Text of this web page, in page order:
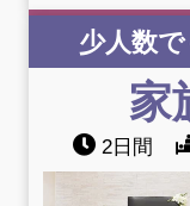
少人数
家
2日間